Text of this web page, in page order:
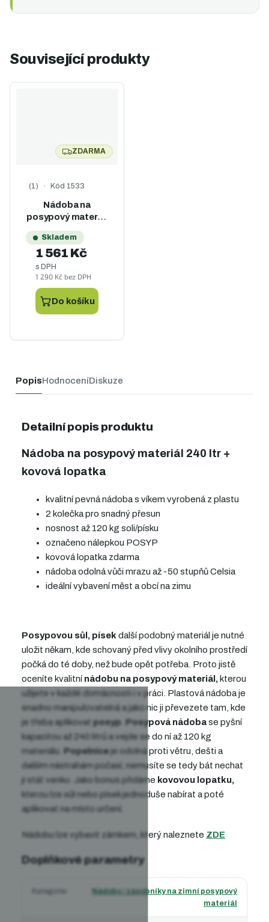
Související produkty
ZDARMA
ZDARMA
Nádoba na
posypový materiál
120 l + lopatka
Skladem
Průměrné hodnocení produktu je 5,0 z 5 hvězdiček.
Kód 1533
1 290 Kč bez DPH
1 561 Kč
s DPH
Do košíku
PopisHodnoceníDiskuze
Detailní popis produktu
Nádoba na posypový materiál 240 ltr +
kovová lopatka
kvalitní pevná nádoba s víkem vyrobená z plastu
2 kolečka pro snadný přesun
nosnost až 120 kg soli/písku
označeno nálepkou POSYP
kovová lopatka zdarma
nádoba odolná vůči mrazu až -50 stupňů Celsia
ideální vybavení měst a obcí na zimu
Posypovou sůl, písekdalší podobný materiál je nutné
uložit někam, kde schovaný před vlivy okolního prostředí
počká do té doby, než bude opět potřeba. Proto jistě
oceníte kvalitnínádobu na posypový materiál, kterou
užijete v každé domácnosti i v práci. Plastová nádoba je
snadno manipulovatelná a jako nic ji převezete tam, kde
je třeba aplikovat posyp Posypová nádobase pyšní
kapacitou až 240 litrů a vejde se do ní až 120 kg
materiálu.
Popelniceje odolná proti větru, dešti a
dalším nástrahám počasí, nemusíte se tedy bát nechat
ji stát venku. Jako bonus přidáme kovovou lopatku,
kterou lze sůl nebo písek jednoduše nabírat a poté
aplikovat na místo určení.
Nádobu lze vybavit zámkem, který naleznete ZDE
Doplňkové parametry
Kategorie
Nádoby / zásobníky na zimní posypový
materiál